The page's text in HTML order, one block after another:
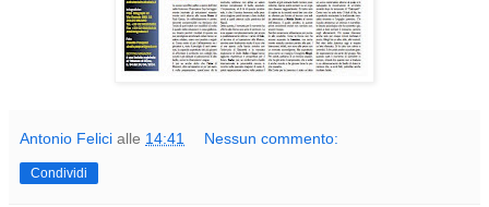
Antonio Felici alle 14:41 Nessun commento:
Condividi